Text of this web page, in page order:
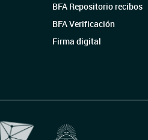
BFA Repositorio recibos
BFA Verificación
Firma digital